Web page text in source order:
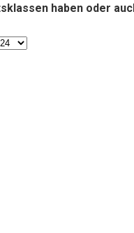
haben oder